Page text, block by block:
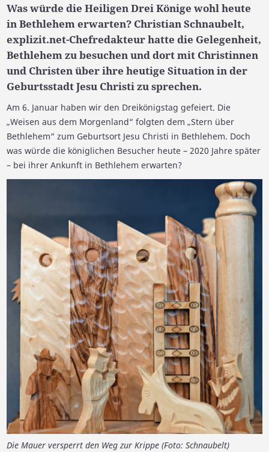
Was würde die Heiligen Drei Könige wohl heute
in Bethlehem erwarten? Christian Schnaubelt,
explizit.net-Chefredakteur hatte die Gelegenheit,
Bethlehem zu besuchen und dort mit Christinnen
und Christen über ihre heutige Situation in der
Geburtsstadt Jesu Christi zu sprechen.
Am 6. Januar haben wir den Dreikönigstag gefeiert. Die
„Weisen aus dem Morgenland“ folgten dem „Stern über
Bethlehem“ zum Geburtsort Jesu Christi in Bethlehem. Doch
was würde die königlichen Besucher heute – 2020 Jahre später
– bei ihrer Ankunft in Bethlehem erwarten?
Die Mauer versperrt den Weg zur Krippe (Foto: Schnaubelt)